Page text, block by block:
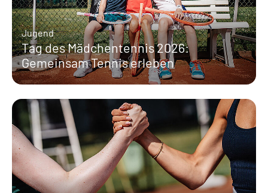
Jugend
Tag des Mädchentennis 2026:
Gemeinsam Tennis erleben